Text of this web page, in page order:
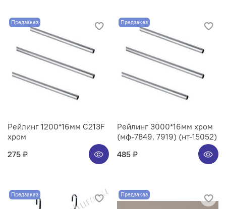
Предзаказ
Рейлинг 1200*16мм C213F
хром
275 ₽
Предзаказ
Рейлинг 3000*16мм хром
(мф-7849, 7919) (нт-15052)
485 ₽
Предзаказ Предзаказ